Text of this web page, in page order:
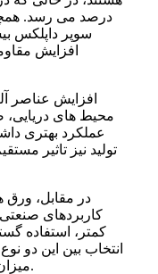
درصد می رسد.
سوپر داپلکس
افزایش
افزایش عناصر
محیط های
عملکرد بهتری
تولید نیز تاثیر
در مقابل، ورق
کاربردهای
کمتر، استفاده
انتخاب بین این دو
میزان نیاز به مقاومت خوردگی انجام شود.